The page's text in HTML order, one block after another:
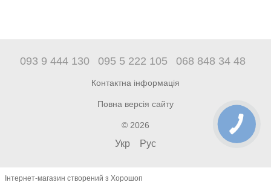
093 9 444 130 095 5 222 105 068 848 34 48
Контактна інформація
Повна версія сайту
© 2026
Укр Рус
Інтернет-магазин створений з Хорошоп